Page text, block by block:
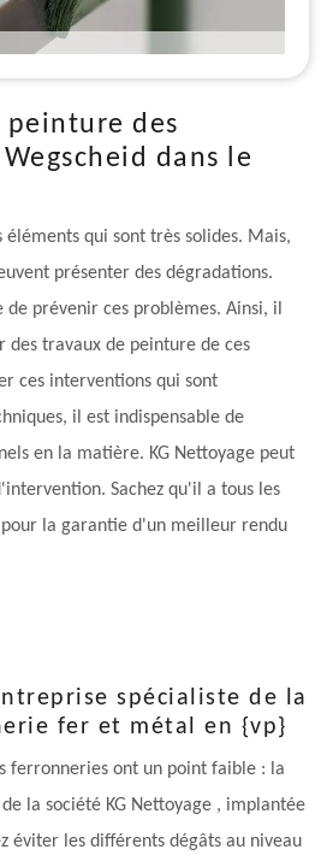
peinture des
dans le
éléments qui sont très solides. Mais,
présenter des dégradations.
de prévenir ces problèmes. Ainsi, il
des travaux de peinture de ces
ces interventions qui sont
il est indispensable de
en la matière. KG Nettoyage peut
Sachez qu'il a tous les
la garantie d'un meilleur rendu
spécialiste de la
fer et métal en {vp}
ferronneries ont un point faible : la
la société KG Nettoyage , implantée
éviter les différents dégâts au niveau